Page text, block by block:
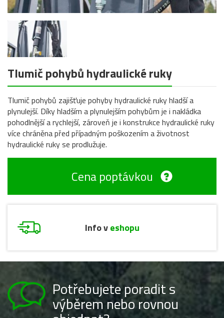
Tlumič pohybů hydraulické ruky
Tlumič pohybů zajišťuje pohyby hydraulické ruky hladší a
plynulejší. Díky hladším a plynulejším pohybům je i nakládka
pohodlnější a rychlejší, zároveň je i konstrukce hydraulické ruky
více chráněna před případným poškozením a životnost
hydraulické ruky se prodlužuje.
Cena poptávkou
Info veshopu
Potřebujete poradit s
výběrem nebo rovnou